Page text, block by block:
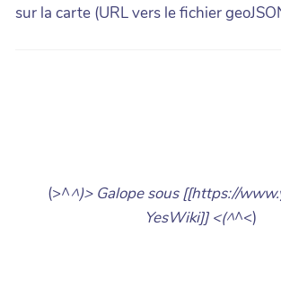
sur la carte (URL vers le fichier
(>^^)> Galope sous [[https://
YesWiki]] <(^^<)